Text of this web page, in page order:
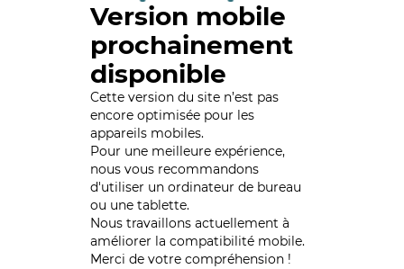
Version mobile
prochainement
disponible
Cette version du site n’est pas
encore optimisée pour les
appareils mobiles.
Pour une meilleure expérience,
nous vous recommandons
d'utiliser un ordinateur de bureau
ou une tablette.
Nous travaillons actuellement à
améliorer la compatibilité mobile.
Merci de votre compréhension !